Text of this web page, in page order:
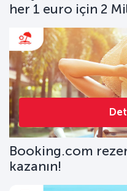
her 1 euro için 2
Booking.com
kazanın!